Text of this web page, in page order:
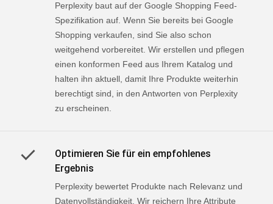
Perplexity baut auf der Google Shopping Feed-
Spezifikation auf. Wenn Sie bereits bei Google
Shopping verkaufen, sind Sie also schon
weitgehend vorbereitet. Wir erstellen und pflegen
einen konformen Feed aus Ihrem Katalog und
halten ihn aktuell, damit Ihre Produkte weiterhin
berechtigt sind, in den Antworten von Perplexity
zu erscheinen.
Optimieren Sie für ein empfohlenes
Ergebnis
Perplexity bewertet Produkte nach Relevanz und
Datenvollständigkeit. Wir reichern Ihre Attribute